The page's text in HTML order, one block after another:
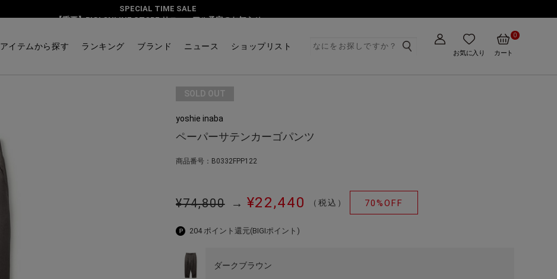
SPECIAL TIME SALE
【重要】BIGI ONLINE STORE リニューアル予定のお知らせ
アイテムから探す ランキング ブランド ニュース ショップリスト
お気に入り カート
0
SOLD OUT
yoshie inaba
ペーパーサテンカーゴパンツ
商品番号：B0332FPP122
¥74,800 → ¥22,440 （税込） 70%OFF
204 ポイント還元(BIGIポイント)
ダークブラウン